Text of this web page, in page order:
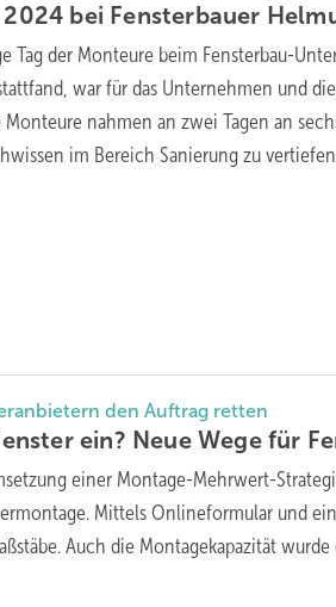
bei Fensterbauer
Tag der Monteure beim Fensterbau-
war für das Unternehmen und
Monteure nahmen an zwei Tagen an
im Bereich Sanierung zu
den Auftrag retten
ein? Neue Wege für
einer Montage-Mehrwert-
Mittels Onlineformular und
Auch die Montagekapazität